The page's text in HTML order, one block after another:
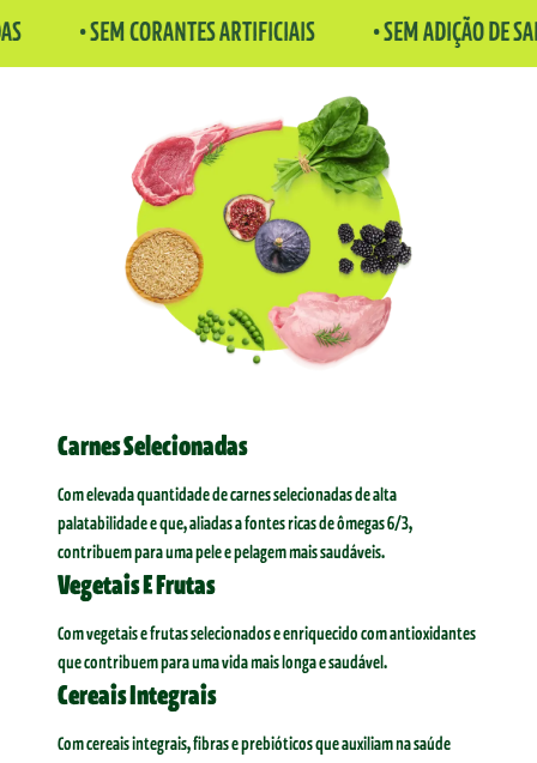
SEM CORANTES ARTIFICIAIS SEM ADIÇÃO DE
Carnes Selecionadas
Com elevada quantidade de carnes selecionadas de alta
palatabilidade e que, aliadas a fontes ricas de ômegas 6/3,
contribuem para uma pele e pelagem mais saudáveis.
Vegetais E Frutas
Com vegetais e frutas selecionados e enriquecido com antioxidantes
que contribuem para uma vida mais longa e saudável.
Cereais Integrais
Com cereais integrais, fibras e prebióticos que auxiliam na saúde